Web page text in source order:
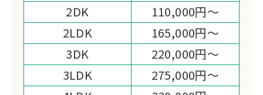
2DK
110,000円～
2LDK
165,000円～
3DK
220,000円～
3LDK
275,000円～